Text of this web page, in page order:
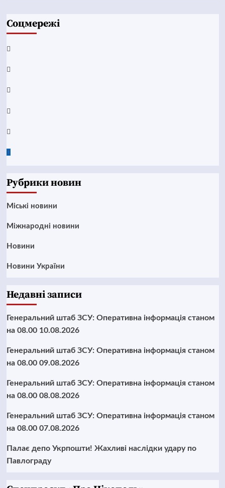
Соцмережі
Facebook
YouTube
Telegram
Instagram
Twitter
Google
Рубрики новин
Mіські новини
Міжнародні новини
Новини
Новини України
Недавні записи
Генеральний штаб ЗСУ: Оперативна інформація станом
на 08.00 10.08.2026
Генеральний штаб ЗСУ: Оперативна інформація станом
на 08.00 09.08.2026
Генеральний штаб ЗСУ: Оперативна інформація станом
на 08.00 08.08.2026
Генеральний штаб ЗСУ: Оперативна інформація станом
на 08.00 07.08.2026
Палає депо Укрпошти! Жахливі наслідки удару по
Павлограду